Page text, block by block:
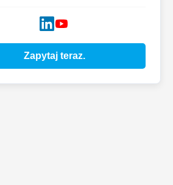
Zapytaj teraz.